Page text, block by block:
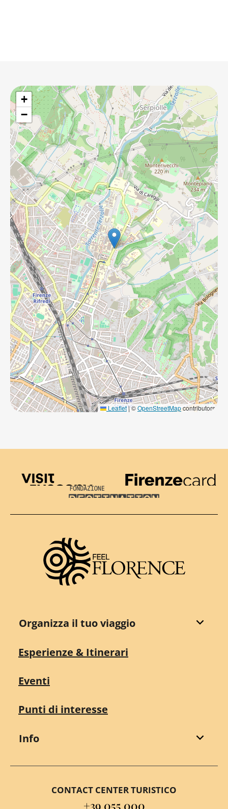
+
−
Leaflet|©OpenStreetMapcontributors
Visit Tuscany
Firenze Card
Destination Florence
Organizza il tuo viaggio
Esperienze & Itinerari
Eventi
Punti di interesse
Info
CONTACT CENTER TURISTICO
+39 055 000